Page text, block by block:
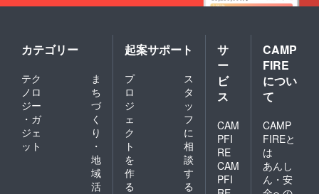
カテゴリー
テク
ノロ
ジー
・ガ
ジェ
ット
ま
ち
づ
く
り
・
地
域
活
起案サポート
プ
ロ
ジ
ェ
ク
ト
を
作
る
ス
タ
ッ
フ
に
相
談
す
る
サ
ー
ビ
ス
CAM
PFI
RE
CAM
PFI
CAMP
FIRE
につい
て
CAMP
FIREと
は
あんし
ん・安